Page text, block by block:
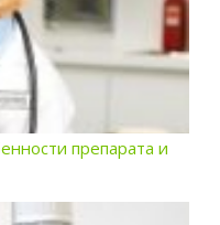
препарата и